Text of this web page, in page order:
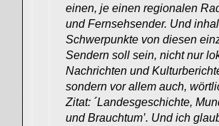
einen, je einen regionalen
und Fernsehsender. Und
Schwerpunkte von diesen
Sendern soll sein, nicht nur
Nachrichten und
sondern vor allem auch,
Zitat: ´Landesgeschichte,
und Brauchtum’. Und ich